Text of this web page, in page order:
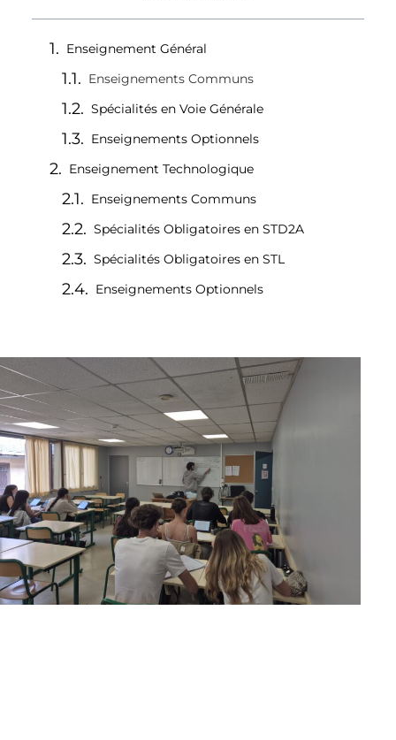
Enseignement Général
Enseignements Communs
Spécialités en Voie Générale
Enseignements Optionnels
Enseignement Technologique
Enseignements Communs
Spécialités Obligatoires en STD2A
Spécialités Obligatoires en STL
Enseignements Optionnels